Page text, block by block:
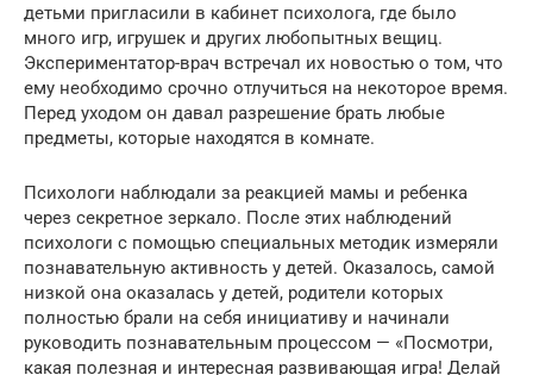
детьми пригласили в кабинет психолога, где было
много игр, игрушек и других любопытных вещиц.
Экспериментатор-врач встречал их новостью о том, что
ему необходимо срочно отлучиться на некоторое время.
Перед уходом он давал разрешение брать любые
предметы, которые находятся в комнате.
Психологи наблюдали за реакцией мамы и ребенка
через секретное зеркало. После этих наблюдений
психологи с помощью специальных методик измеряли
познавательную активность у детей. Оказалось, самой
низкой она оказалась у детей, родители которых
полностью брали на себя инициативу и начинали
руководить познавательным процессом — «Посмотри,
какая полезная и интересная развивающая игра! Делай